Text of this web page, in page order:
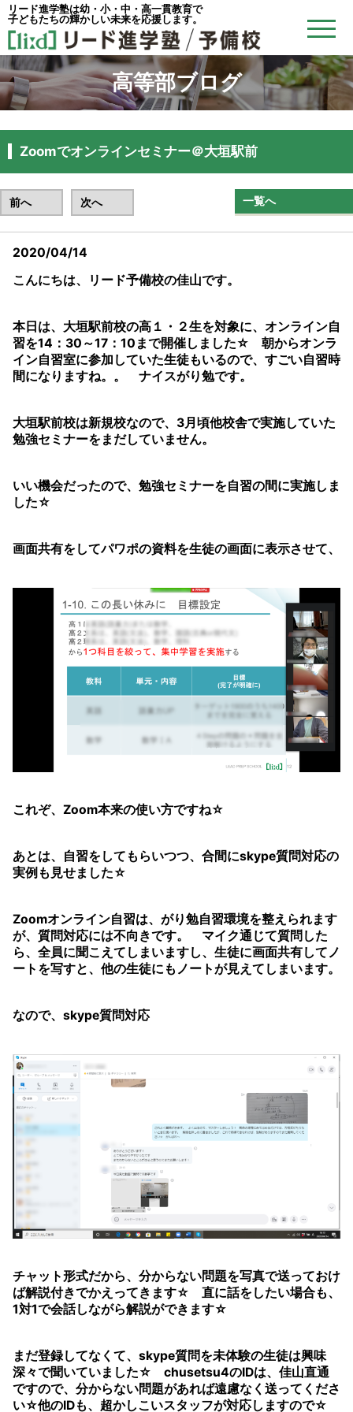
リード進学塾は幼・小・中・高一貫教育で
子どもたちの輝かしい未来を応援します。
高等部ブログ
Zoomでオンラインセミナー＠大垣駅前
前へ 次へ 一覧へ
2020/04/14
こんにちは、リード予備校の佳山です。
本日は、大垣駅前校の高１・２生を対象に、オンライン自
習を14：30～17：10まで開催しました☆ 朝からオンラ
イン自習室に参加していた生徒もいるので、すごい自習時
間になりますね。。 ナイスがり勉です。
大垣駅前校は新規校なので、3月頃他校舎で実施していた
勉強セミナーをまだしていません。
いい機会だったので、勉強セミナーを自習の間に実施しま
した☆
画面共有をしてパワポの資料を生徒の画面に表示させて、
これぞ、Zoom本来の使い方ですね☆
あとは、自習をしてもらいつつ、合間にskype質問対応の
実例も見せました☆
Zoomオンライン自習は、がり勉自習環境を整えられます
が、質問対応には不向きです。 マイク通じて質問した
ら、全員に聞こえてしまいますし、生徒に画面共有してノ
ートを写すと、他の生徒にもノートが見えてしまいます。
なので、skype質問対応
チャット形式だから、分からない問題を写真で送っておけ
ば解説付きでかえってきます☆ 直に話をしたい場合も、
1対1で会話しながら解説ができます☆
まだ登録してなくて、skype質問を未体験の生徒は興味
深々で聞いていました☆ chusetsu4のIDは、佳山直通
ですので、分からない問題があれば遠慮なく送ってくださ
い☆他のIDも、超かしこいスタッフが対応しますので☆